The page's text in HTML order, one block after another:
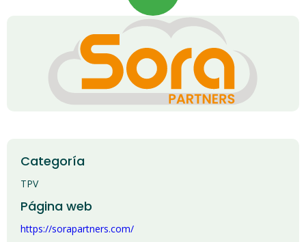
Categoría
TPV
Página web
https://sorapartners.com/